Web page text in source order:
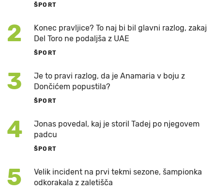
ŠPORT
2
Konec pravljice? To naj bi bil glavni razlog, zakaj
Del Toro ne podaljša z UAE
ŠPORT
3
Je to pravi razlog, da je Anamaria v boju z
Dončićem popustila?
ŠPORT
4
Jonas povedal, kaj je storil Tadej po njegovem
padcu
ŠPORT
5
Velik incident na prvi tekmi sezone, šampionka
odkorakala z zaletišča